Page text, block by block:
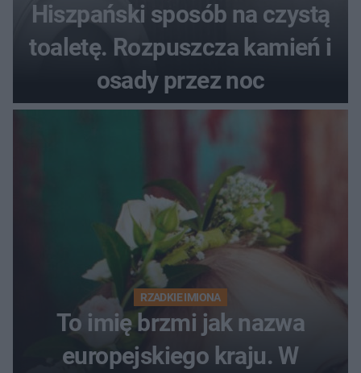
Hiszpański sposób na czystą
toaletę. Rozpuszcza kamień i
osady przez noc
RZADKIE IMIONA
To imię brzmi jak nazwa
europejskiego kraju. W